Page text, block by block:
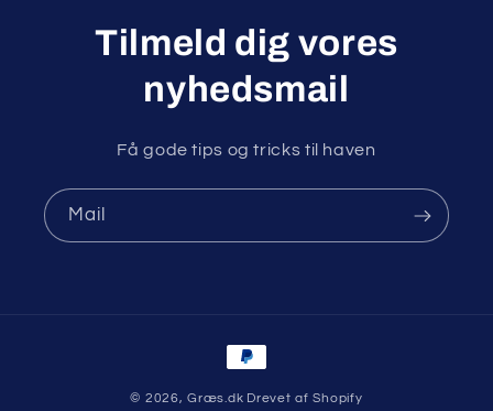
Tilmeld dig vores
nyhedsmail
Få gode tips og tricks til haven
Mail
Betalingsmetoder
© 2026,Græs.dk Drevet af Shopify